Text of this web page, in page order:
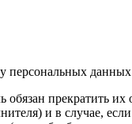
персональных
прекратить
и в случае,